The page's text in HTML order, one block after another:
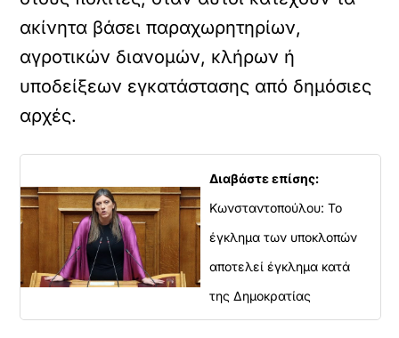
ακίνητα βάσει παραχωρητηρίων,
αγροτικών διανομών, κλήρων ή
υποδείξεων εγκατάστασης από δημόσιες
αρχές.
Διαβάστε επίσης:
Κωνσταντοπούλου: Το
έγκλημα των υποκλοπών
αποτελεί έγκλημα κατά
της Δημοκρατίας